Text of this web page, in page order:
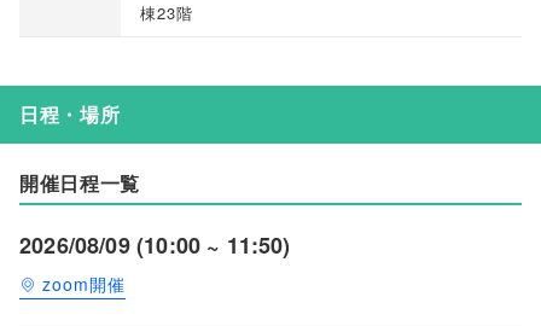
棟23階
日程・場所
開催日程一覧
2026/08/09 (10:00 ~ 11:50)
zoom開催